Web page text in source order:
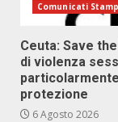
Comunicati
Ceuta: Save
di violenza
protezione
6 Agosto 2026